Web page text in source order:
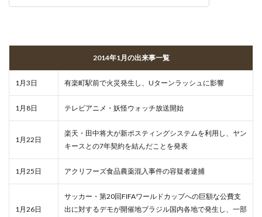
2014年1月の出来事一覧
1月3日 有楽町駅前で火災発生し、Uターンラッシュに影響
1月8日 テレビアニメ・妖怪ウォッチ放送開始
1月22日
楽天・田中将大が新ポスティングシステムを利用し、ヤン
キースとの7年契約を結んだことを発表
1月25日 アクリフーズ食品農薬混入事件の容疑者逮捕
1月26日
サッカー・第20回FIFAワールドカップへの巨額な公費支
出に対するデモが開催地ブラジル国内各地で発生し、一部